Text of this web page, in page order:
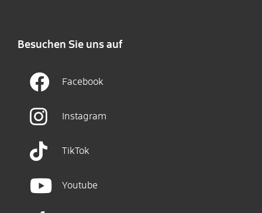
Besuchen Sie uns auf
Facebook
Instagram
TikTok
Youtube